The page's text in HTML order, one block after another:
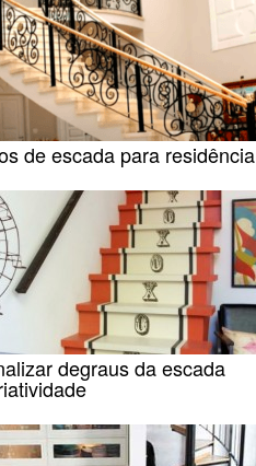
de escada para residência
degraus da escada